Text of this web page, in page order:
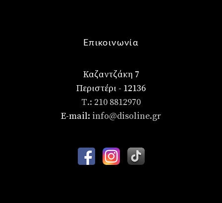
Επικοινωνία
Καζαντζάκη 7
Περιστέρι - 12136
Τ.: 210 8812970
E-mail: info@disoline.gr